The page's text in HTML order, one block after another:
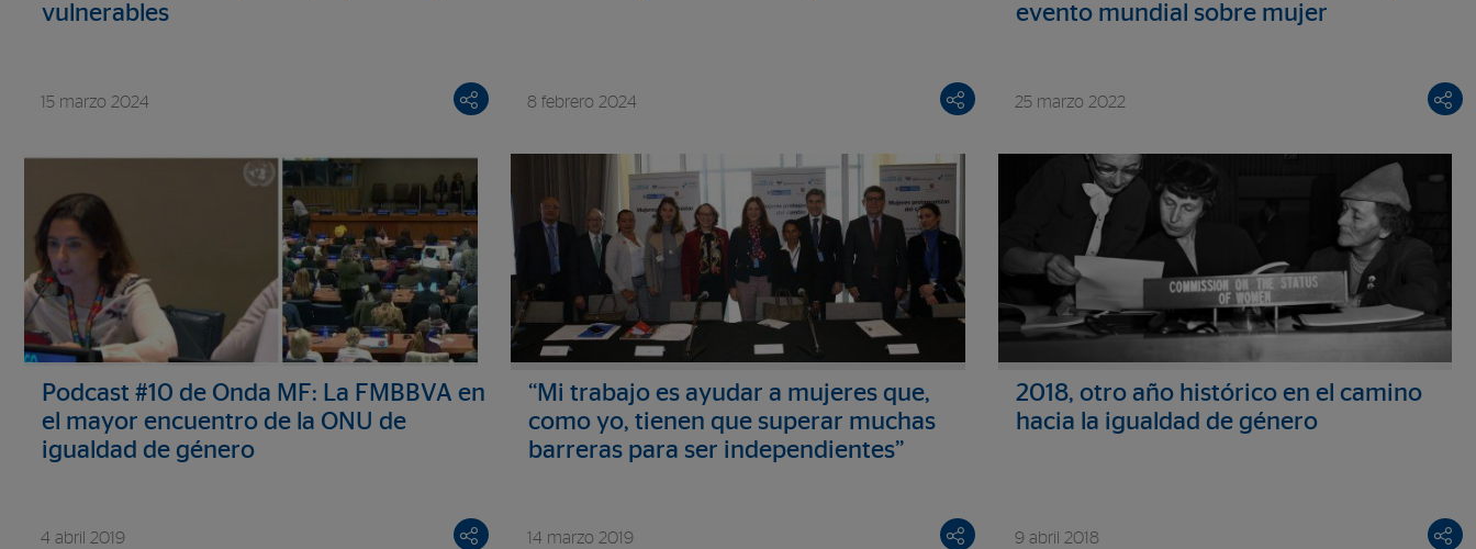
vulnerables
15 marzo 2024 8 febrero 2024
evento mundial sobre mujer
25 marzo 2022
Podcast #10 de Onda MF: La FMBBVA en
el mayor encuentro de la ONU de
igualdad de género
4 abril 2019
“Mi trabajo es ayudar a mujeres que,
como yo, tienen que superar muchas
barreras para ser independientes”
14 marzo 2019
2018, otro año histórico en el camino
hacia la igualdad de género
9 abril 2018